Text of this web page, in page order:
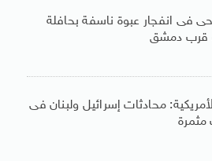
فى انفجار عبوة ناسفة بحافلة
قرب دمشق
محادثات إسرائيل ولبنان فى
مثمرة